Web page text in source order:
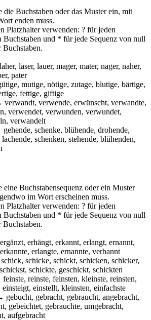
die Buchstaben oder das Muster ein, mit
enden muss.
Platzhalter verwenden: ? für jeden
Buchstaben und * für jede Sequenz von null
Buchstaben.
aher, laser, lauer, mager, mater, nager, naher,
er, pater
tige, mutige, nötige, zutage, blutige, bärtige,
tige, fettige, giftige
verwandt, verwende, erwünscht, verwandte,
verwendet, verwunden, verwundet,
verwandelt
gehende, schenke, blühende, drohende,
lachende, schenken, stehende, blühenden,
eine Buchstabensequenz oder ein Muster
im Wort erscheinen muss.
Platzhalter verwenden: ? für jeden
Buchstaben und * für jede Sequenz von null
Buchstaben.
rgänzt, erhängt, erkannt, erlangt, ernannt,
rkannte, erlangte, ernannte, verbannt
schick, schicke, schickt, schicken, schicker,
schickst, schickte, geschickt, schickten
feinste, reinste, feinsten, kleinste, reinsten,
einsteigt, einstellt, kleinsten, einfachste
gebucht, gebracht, gebraucht, angebracht,
, gebeichtet, gebrauchte, umgebracht,
, aufgebracht